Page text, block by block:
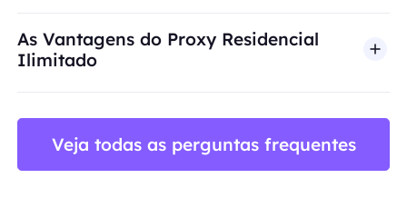
As Vantagens do Proxy Residencial
Ilimitado
Veja todas as perguntas frequentes